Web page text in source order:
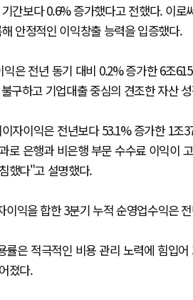
간보다 0.6% 증가했다고 전했다. 이
안정적인 이익창출 능력을 입증했다.
익은 전년 동기 대비 0.2% 증가한 6조
구하고 기업대출 중심의 견조한 자산
자이익은 전년보다 53.1% 증가한 1
로 은행과 비은행 부문 수수료 이익이
했다"고 설명했다.
이익을 합한 3분기 누적 순영업수익은
률은 적극적인 비용 관리 노력에 힘입
졌다.